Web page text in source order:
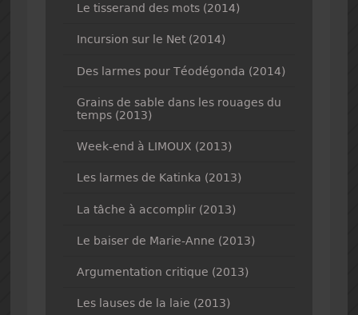
Le tisserand des mots (2014)
Incursion sur le Net (2014)
Des larmes pour Téodégonda (2014)
Grains de sable dans les rouages du
temps (2013)
Week-end à LIMOUX (2013)
Les larmes de Katinka (2013)
La tâche à accomplir (2013)
Le baiser de Marie-Anne (2013)
Argumentation critique (2013)
Les lauses de la laie (2013)